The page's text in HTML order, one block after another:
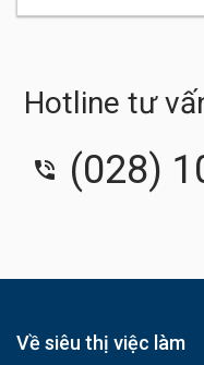
Hotline tư
(028)
Về siêu thị việc làm